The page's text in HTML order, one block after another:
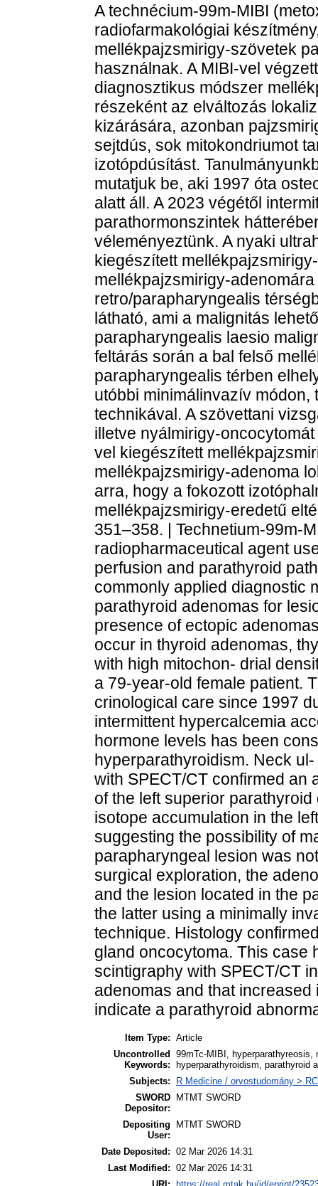
A technécium-99m-MIBI
radiofarmakológiai
mellékpajzsmirigy-szövetek
használnak. A MIBI-vel
diagnosztikus módszer
részeként az elváltozás
kizárására, azonban
sejtdús, sok mitokondriumot
izotópdúsítást.
mutatjuk be, aki 1997 óta
alatt áll. A 2023 végétől
parathormonszintek
véleményeztünk. A nyaki
kiegészített
mellékpajzsmirigy-
retro/parapharyngealis
látható, ami a malignitás
parapharyngealis laesio
feltárás során a bal felső
parapharyngealis térben
utóbbi minimálinvazív
technikával. A szövettani
illetve nyálmirigy-
vel kiegészített
mellékpajzsmirigy-adenoma
arra, hogy a fokozott
mellékpajzsmirigy-eredetű
351–358. | Technetium-99m-
radiopharmaceutical agent
perfusion and parathyroid
commonly applied diagnostic
parathyroid adenomas for
presence of ectopic
occur in thyroid adenomas,
with high mitochon- drial
a 79-year-old female patient.
crinological care since 1997
intermittent hypercalcemia
hormone levels has been
hyperparathyroidism. Neck
with SPECT/CT confirmed an
of the left superior
isotope accumulation in the
suggesting the possibility of
parapharyngeal lesion was
surgical exploration, the
and the lesion located in the
the latter using a minimally
technique. Histology
gland oncocytoma. This case
scintigraphy with SPECT/CT
adenomas and that
indicate a parathyroid
Item Type: Article
Uncontrolled
Keywords:
99mTc-MIBI,
hyperparathyroidism, parathyroid
Subjects:
R Medicine / orvostudomány >
SWORD
Depositor:
MTMT SWORD
Depositing
User:
MTMT SWORD
Date Deposited: 02 Mar 2026 14:31
Last Modified: 02 Mar 2026 14:31